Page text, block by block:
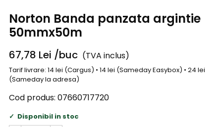
Norton Banda panzata argintie
50mmx50m
67,78 Lei /buc (TVA inclus)
Tarif livrare: 14 lei (Cargus) • 14 lei (Sameday Easybox) • 24 lei
(Sameday la adresa)
Cod produs: 07660717720
Disponibil in stoc